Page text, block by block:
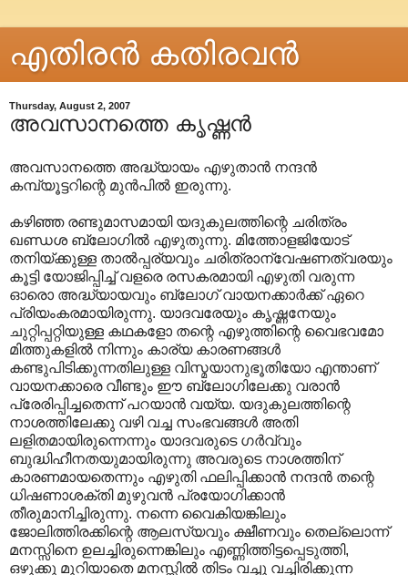
എതിരന്‍ കതിരവന്‍
Thursday, August 2, 2007
അവസാനത്തെ കൃഷ്ണന്‍
അവസാനത്തെ അദ്ധ്യായം എഴുതാന്‍ നന്ദന്‍
കമ്പ്യൂട്ടറിന്റെ മുന്‍പില്‍ ഇരുന്നു.
കഴിഞ്ഞ രണ്ടുമാസമായി യദുകുലത്തിന്റെ ചരിത്രം
ഖണ്ഡശ ബ്ലോഗില്‍ എഴുതുന്നു. മിത്തോളജിയോട്
തനിയ്ക്കുള്ള താല്‍പ്പര്യവും ചരിത്രാ‍ന്വേഷണത്വരയും
കൂട്ടി യോജിപ്പിച്ച് വളരെ രസകരമായി എഴുതി വരുന്ന
ഓരൊ അദ്ധ്യായവും ബ്ലോഗ് വായനക്കാര്‍ക്ക് ഏറെ
പ്രിയംകരമായിരുന്നു. യാദവരേയും കൃഷ്ണനേയും
ചുറ്റിപ്പറ്റിയുള്ള കഥകളോ തന്റെ എഴുത്തിന്റെ വൈഭവമോ
മിത്തുകളില്‍ നിന്നും കാര്യ കാരണങ്ങള്‍
കണ്ടുപിടിക്കുന്നതിലുള്ള വിസ്മയാ‍നുഭൂതിയോ എന്താണ്
വായനക്കാരെ വീണ്ടും ഈ ബ്ലോഗിലേക്കു വരാന്‍
പ്രേരിപ്പിച്ചതെന്ന് പറയാന്‍ വയ്യ. യദുകുലത്തിന്റെ
നാശത്തിലേക്കു വഴി വച്ച സംഭവങ്ങള്‍‍ അതി
ലളിതമായിരുന്നെന്നും യാദവരുടെ ഗര്‍വ്വും
ബുദ്ധിഹീനതയുമായിരുന്നു അവരുടെ നാശത്തിന്
കാരണമായതെന്നും എഴുതി ഫലിപ്പിക്കാന്‍ നന്ദന്‍ തന്റെ
ധിഷണാശക്തി മുഴുവന്‍ പ്രയോഗിക്കാന്‍
തീരുമാനിച്ചിരുന്നു. നന്നെ വൈകിയങ്കിലും
ജോലിത്തിരക്കിന്റെ ആലസ്യവും ക്ഷീണവും തെല്ലൊന്ന്
മനസ്സിനെ ഉലച്ചിരുന്നെങ്കിലും എണ്ണിത്തിട്ടപ്പെടുത്തി,
ഒഴുക്കു മുറിയാതെ മനസ്സില്‍ തിടം വച്ചു വച്ചിരിക്കുന്ന